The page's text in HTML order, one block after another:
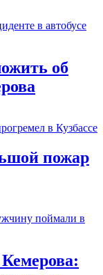
об
пожар